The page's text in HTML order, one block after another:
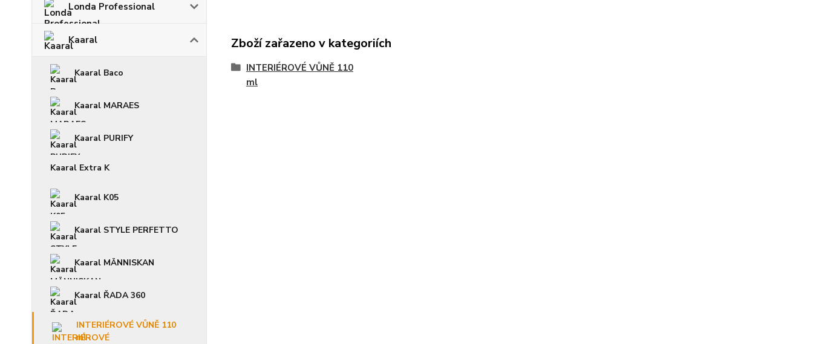
Londa Professional
Kaaral
Kaaral Baco
Kaaral MARAES
Kaaral PURIFY
Kaaral Extra K
Kaaral K05
Kaaral STYLE PERFETTO
Kaaral MÄNNISKAN
Kaaral ŘADA 360
INTERIÉROVÉ VŮNĚ 110
ml
Zboží zařazeno v kategoriích
INTERIÉROVÉ VŮNĚ 110
ml